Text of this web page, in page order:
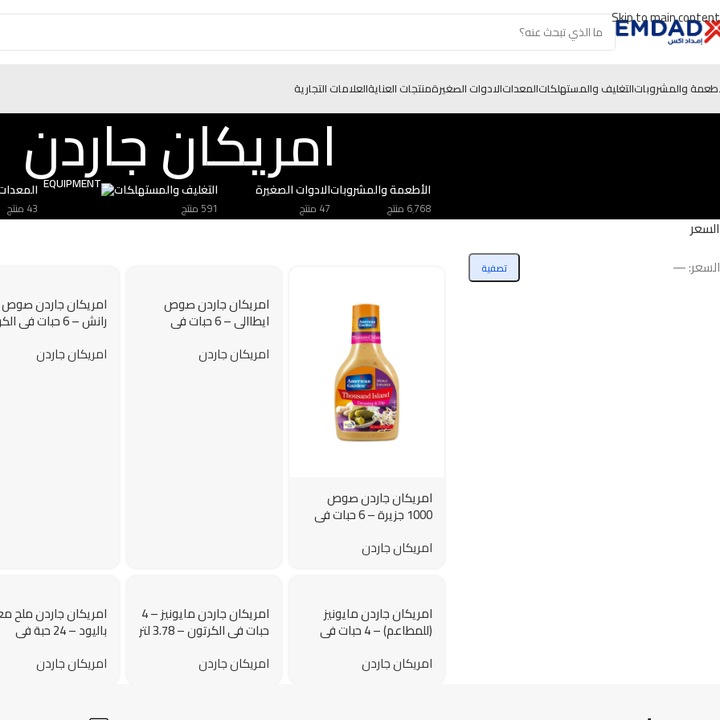
Skip to main content
والمشروباتالتغليف والمستهلكاتالمعداتالادوات الصغيرةمنتجات العنايةالعلامات التجارية
امريكان جاردنالأطعمة والمشروبات
6٬768 منتج
الادوات الصغيرة
47 منتج
التغليف والمستهلكات
591 منتج 43 منتج
السعر
تصفية السعر:—
امريكان جاردن صوص
1000 جزيرة – 6 حبات في
امريكان جاردن
امريكان جاردن صوص
ايطاالي – 6 حبات في
امريكان جاردن
امريكان جاردن صوص
رانش – 6 حبات في
امريكان جاردن
امريكان جاردن مايونيز
(للمطاعم) – 4 حبات في
امريكان جاردن
امريكان جاردن مايونيز – 4
حبات في الكرتون – 3.78 لتر
امريكان جاردن
امريكان جاردن ملح
باليود – 24 حبة في
امريكان جاردن